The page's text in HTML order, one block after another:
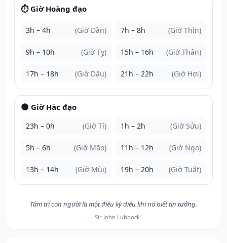
⏱️ Giờ Hoàng đạo
3h – 4h (Giờ Dần) 7h – 8h (Giờ Thìn)
9h – 10h (Giờ Tỵ) 15h – 16h (Giờ Thân)
17h – 18h (Giờ Dậu) 21h – 22h (Giờ Hợi)
🌑 Giờ Hắc đạo
23h – 0h (Giờ Tí) 1h – 2h (Giờ Sửu)
5h – 6h (Giờ Mão) 11h – 12h (Giờ Ngọ)
13h – 14h (Giờ Mùi) 19h – 20h (Giờ Tuất)
Tâm trí con người là một điều kỳ diệu khi nó biết tin tưởng.
— Sir John Lubbock